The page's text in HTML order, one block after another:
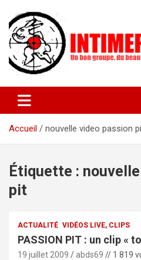
contenu
intimepop.com
actuelles pop rock, post-rock,
lyon
Accueil
nouvelle video passion
Étiquette :
pit
ACTUALITÉ VIDÉOS LIVE, CLIPS
PASSION PIT : un clip «
19 juillet 2009 abds69 // 1 819